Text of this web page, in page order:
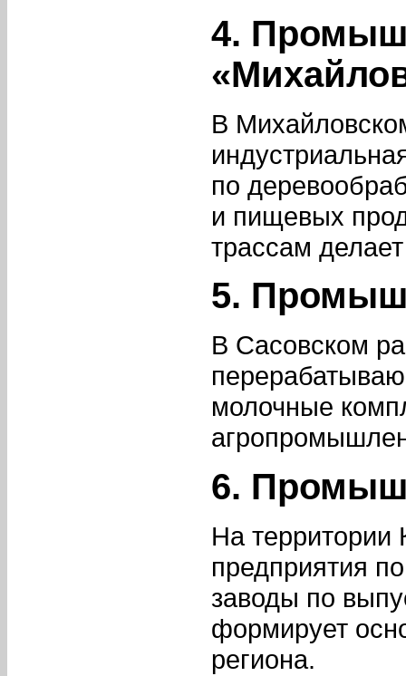
4.
В
по
и пищевых
трассам
5.
В Сасовском
молочные
6.
На территории
предприятия
заводы по
формирует
региона.